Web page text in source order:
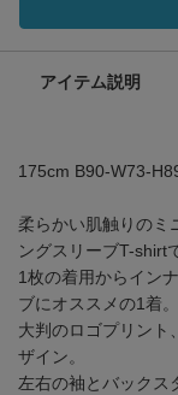
アイテム説明
175cm B90-W73-
柔らかい肌触りのミ
ングスリーブT-shirt
1枚の着用からイン
ブにオススメの1着。
大判のロゴプリント
ザイン。
左右の袖とバックス